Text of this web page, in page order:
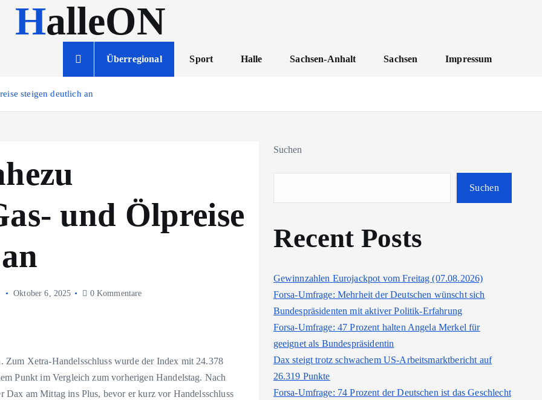
HalleON
Überregional Sport Halle Sachsen-Anhalt Sachsen Impressum
steigen deutlich an
und Ölpreise
Oktober 6, 2025 0 Kommentare
Zum Xetra-Handelsschluss wurde der Index mit 24.378
Punkt im Vergleich zum vorherigen Handelstag. Nach
Dax am Mittag ins Plus, bevor er kurz vor Handelsschluss
Suchen
Suchen
Recent Posts
Gewinnzahlen Eurojackpot vom Freitag (07.08.2026)
Forsa-Umfrage: Mehrheit der Deutschen wünscht sich
Bundespräsidenten mit aktiver Politik-Erfahrung
Forsa-Umfrage: 47 Prozent halten Angela Merkel für
geeignet als Bundespräsidentin
Dax steigt trotz schwachem US-Arbeitsmarktbericht auf
26.319 Punkte
Forsa-Umfrage: 74 Prozent der Deutschen ist das Geschlecht